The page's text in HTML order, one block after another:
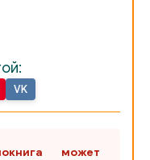
VK
может